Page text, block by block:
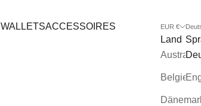
WALLETSACCESSOIRES EUR €
Land
Belgien